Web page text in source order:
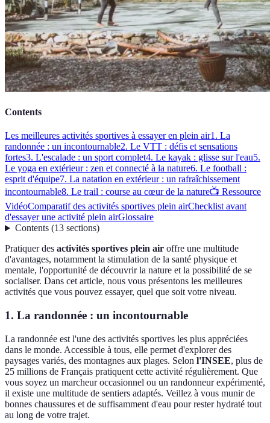
Contents
Les meilleures activités sportives à essayer en plein air1. La
randonnée : un incontournable2. Le VTT : défis et sensations
fortes3. L'escalade : un sport complet4. Le kayak : glisse sur l'eau5.
Le yoga en extérieur : zen et connecté à la nature6. Le football :
esprit d'équipe7. La natation en extérieur : un rafraîchissement
incontournable8. Le trail : course au cœur de la nature📺 Ressource
VidéoComparatif des activités sportives plein airChecklist avant
d'essayer une activité plein airGlossaire
Contents(13 sections)
Pratiquer des activités sportives plein air offre une multitude
d'avantages, notamment la stimulation de la santé physique et
mentale, l'opportunité de découvrir la nature et la possibilité de se
socialiser. Dans cet article, nous vous présentons les meilleures
activités que vous pouvez essayer, quel que soit votre niveau.
1. La randonnée : un incontournable
La randonnée est l'une des activités sportives les plus appréciées
dans le monde. Accessible à tous, elle permet d'explorer des
paysages variés, des montagnes aux plages. Selon l'INSEE, plus de
25 millions de Français pratiquent cette activité régulièrement. Que
vous soyez un marcheur occasionnel ou un randonneur expérimenté,
il existe une multitude de sentiers adaptés. Veillez à vous munir de
bonnes chaussures et de suffisamment d'eau pour rester hydraté tout
au long de votre trajet.